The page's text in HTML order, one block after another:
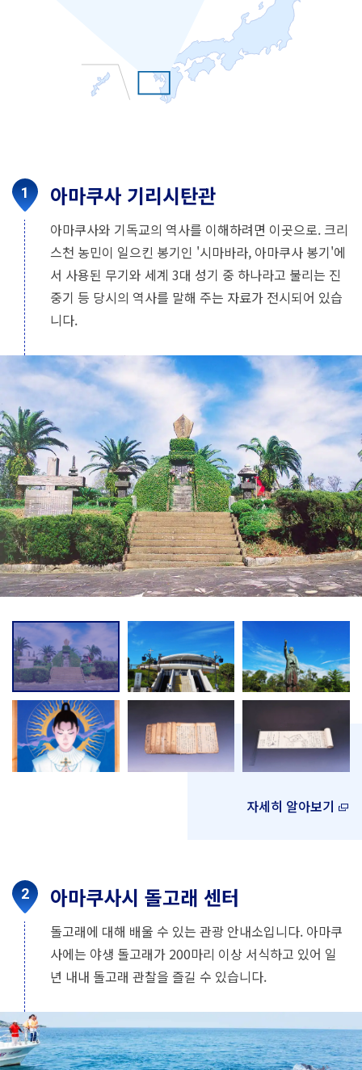
아마쿠사 기리시탄관
아마쿠사와 기독교의 역사를 이해하려면 이곳으로. 크리
스천 농민이 일으킨 봉기인 '시마바라, 아마쿠사 봉기'에
서 사용된 무기와 세계 3대 성기 중 하나라고 불리는 진
중기 등 당시의 역사를 말해 주는 자료가 전시되어 있습
니다.
자세히 알아보기
아마쿠사시 돌고래 센터
돌고래에 대해 배울 수 있는 관광 안내소입니다. 아마쿠
사에는 야생 돌고래가 200마리 이상 서식하고 있어 일
년 내내 돌고래 관찰을 즐길 수 있습니다.